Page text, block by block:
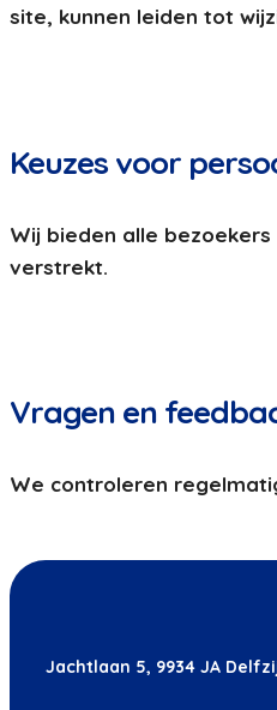
site, kunnen leiden tot
Keuzes voor
Wij bieden alle
verstrekt.
Vragen en
We controleren
Jachtlaan 5, 9934 JA